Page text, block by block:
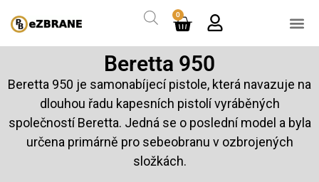
0
Beretta 950
Beretta 950 je samonabíjecí pistole, která navazuje na
dlouhou řadu kapesních pistolí vyráběných
společností Beretta. Jedná se o poslední model a byla
určena primárně pro sebeobranu v ozbrojených
složkách.